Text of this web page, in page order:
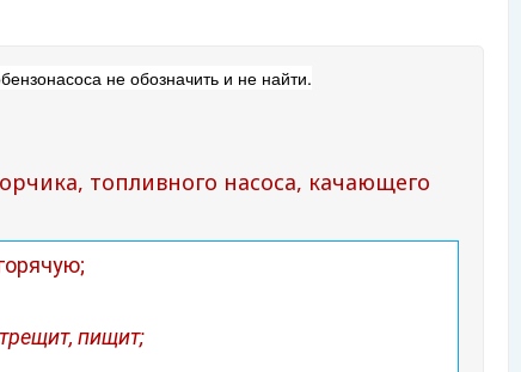
не обозначить и не найти.
топливного насоса, качающего
пищит;